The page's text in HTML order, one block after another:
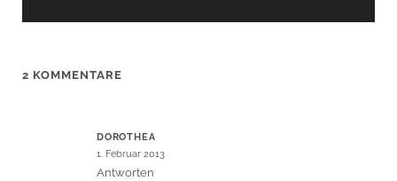
2 KOMMENTARE
DOROTHEA
1. Februar 2013
Antworten